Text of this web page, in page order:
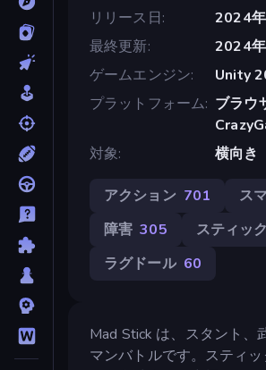
リリース日
2024
最終更新
2024
ゲームエンジン
Unity
プラットフォーム ブラウ
対象
横向き
アクション 701 ス
障害 305 スティッ
ラグドール 60
Mad Stick は、スタント、
マンバトルです。スティ